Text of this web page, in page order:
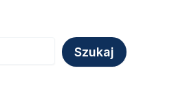
Szukaj